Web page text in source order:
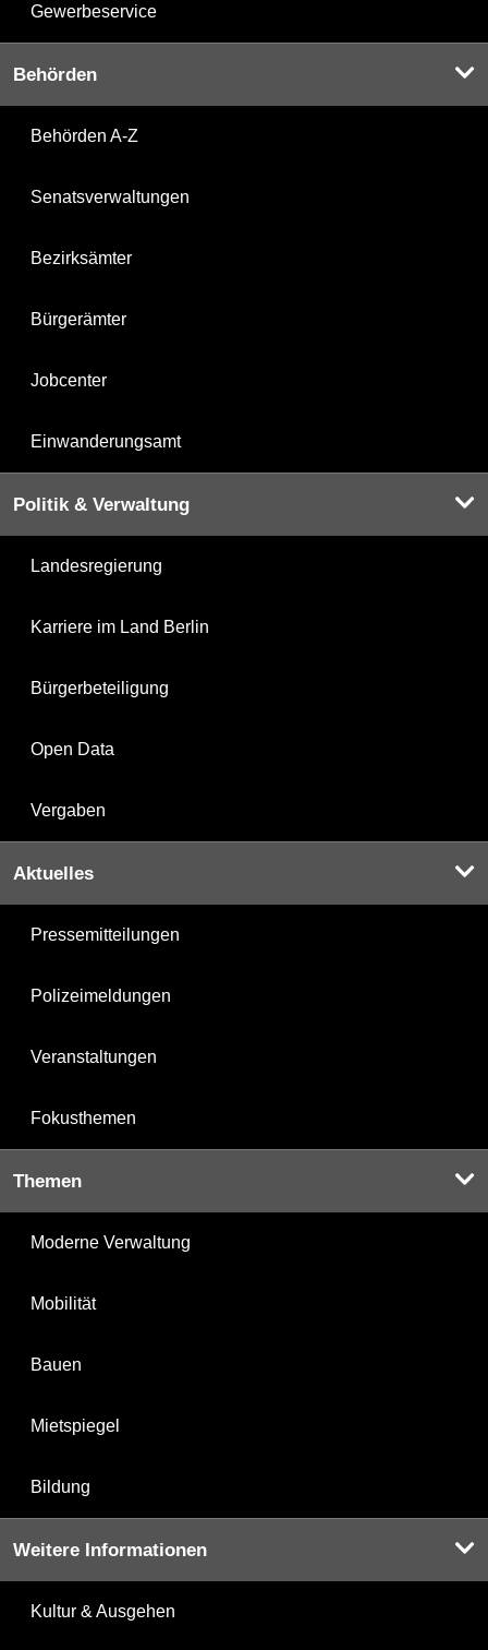
Gewerbeservice
Behörden
Behörden A-Z
Senatsverwaltungen
Bezirksämter
Bürgerämter
Jobcenter
Einwanderungsamt
Politik & Verwaltung
Landesregierung
Karriere im Land Berlin
Bürgerbeteiligung
Open Data
Vergaben
Aktuelles
Pressemitteilungen
Polizeimeldungen
Veranstaltungen
Fokusthemen
Themen
Moderne Verwaltung
Mobilität
Bauen
Mietspiegel
Bildung
Weitere Informationen
Kultur & Ausgehen